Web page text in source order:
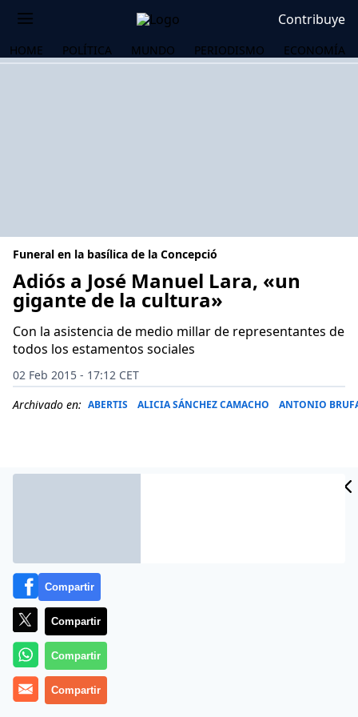
Contribuye
HOME POLÍTICA MUNDO PERIODISMO ECONOMÍA
Funeral en la basílica de la Concepció
Adiós a José Manuel Lara, «un
gigante de la cultura»
Con la asistencia de medio millar de representantes de
todos los estamentos sociales
02 Feb 2015 - 17:12 CET
Archivado en: ABERTIS ALICIA SÁNCHEZ CAMACHO ANTONIO
Más información
Compartir
Compartir
Compartir
Compartir